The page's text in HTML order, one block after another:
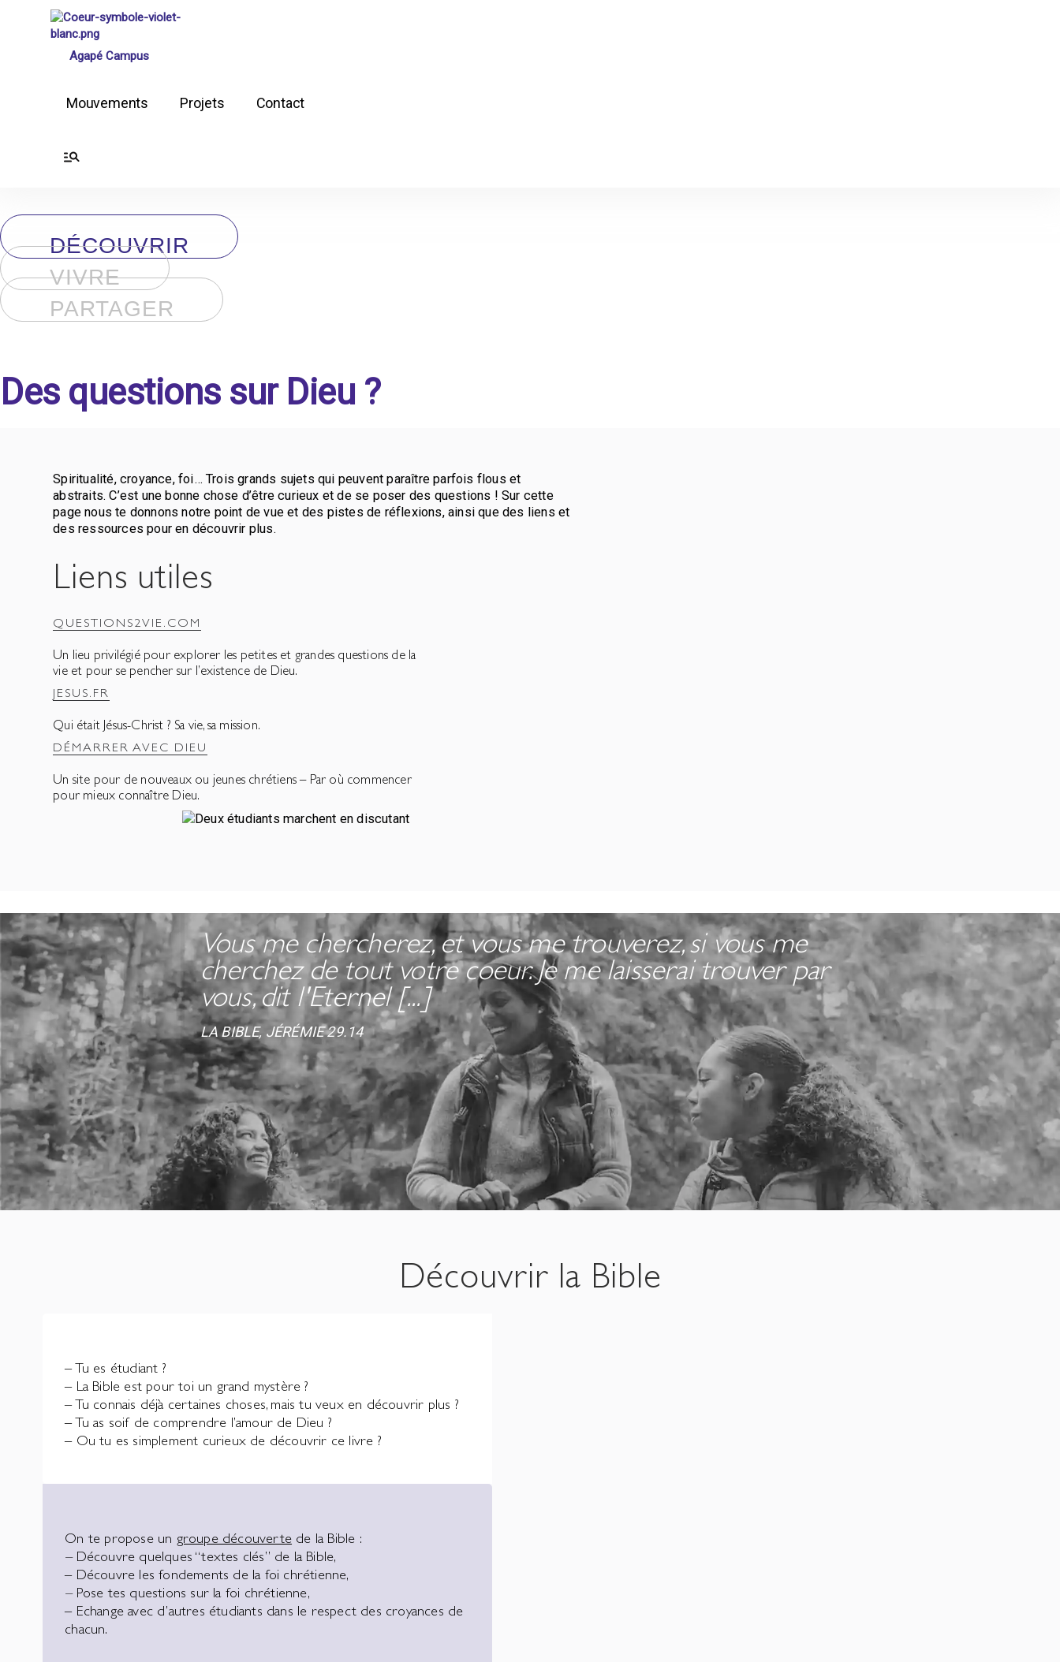
Agapé Campus
Mouvements Projets Contact
DÉCOUVRIR
VIVRE
PARTAGER
Des questions sur Dieu ?
Spiritualité, croyance, foi… Trois grands sujets qui peuvent paraître parfois flous et
abstraits. C’est une bonne chose d’être curieux et de se poser des questions ! Sur cette
page nous te donnons notre point de vue et des pistes de réflexions, ainsi que des liens et
des ressources pour en découvrir plus.
Liens utiles
QUESTIONS2VIE.COM
Un lieu privilégié pour explorer les petites et grandes questions de la
vie et pour se pencher sur l’existence de Dieu.
JESUS.FR
Qui était Jésus-Christ ? Sa vie, sa mission.
DÉMARRER AVEC DIEU
Un site pour de nouveaux ou jeunes chrétiens – Par où commencer
pour mieux connaître Dieu.
Vous me chercherez, et vous me trouverez, si vous me
cherchez de tout votre coeur. Je me laisserai trouver par
vous, dit l'Eternel [...]
LA BIBLE, JÉRÉMIE 29.14
Découvrir la Bible
– Tu es étudiant ?
– La Bible est pour toi un grand mystère ?
– Tu connais déjà certaines choses, mais tu veux en découvrir plus ?
– Tu as soif de comprendre l’amour de Dieu ?
– Ou tu es simplement curieux de découvrir ce livre ?
On te propose un groupe découverte de la Bible :
– Découvre quelques “textes clés” de la Bible,
– Découvre les fondements de la foi chrétienne,
– Pose tes questions sur la foi chrétienne,
– Echange avec d’autres étudiants dans le respect des croyances de
chacun.